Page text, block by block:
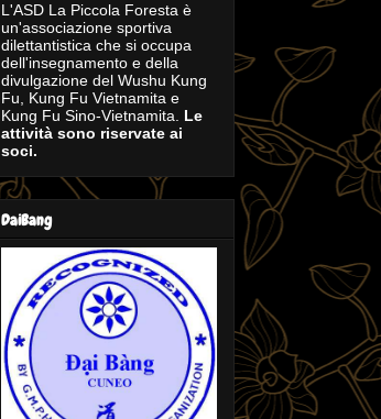
L'ASD La Piccola Foresta è
un'associazione sportiva
dilettantistica che si occupa
dell'insegnamento e della
divulgazione del Wushu Kung
Fu, Kung Fu Vietnamita e
Kung Fu Sino-Vietnamita. Le
attività sono riservate ai
soci.
DaiBang